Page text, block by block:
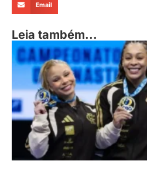
Email
Leia também...